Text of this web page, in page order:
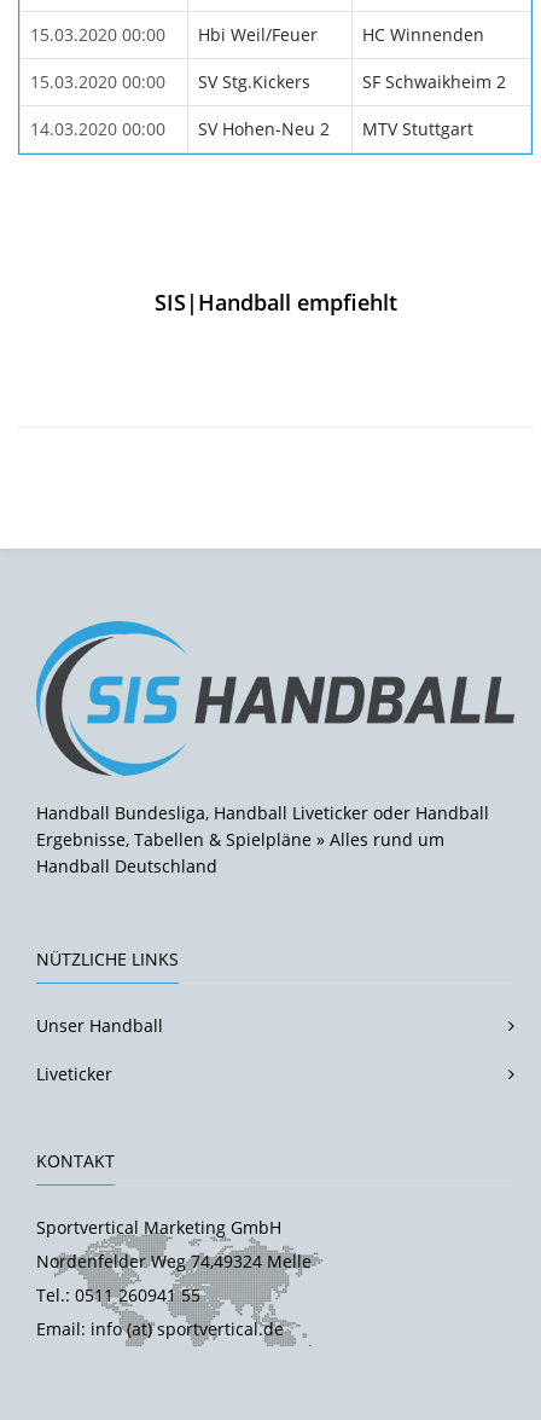
15.03.2020 00:00 Hbi Weil/Feuer HC Winnenden
15.03.2020 00:00 SV Stg.Kickers SF Schwaikheim 2
14.03.2020 00:00 SV Hohen-Neu 2 MTV Stuttgart
SIS|Handball empfiehlt
Handball Bundesliga, Handball Liveticker oder Handball
Ergebnisse, Tabellen & Spielpläne » Alles rund um
Handball Deutschland
NÜTZLICHE LINKS
Unser Handball
Liveticker
KONTAKT
Sportvertical Marketing GmbH
Nordenfelder Weg 74,49324 Melle
Tel.: 0511 260941 55
Email: info (at) sportvertical.de